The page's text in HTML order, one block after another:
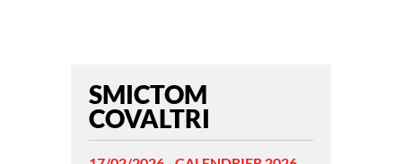
SMICTOM
COVALTRI